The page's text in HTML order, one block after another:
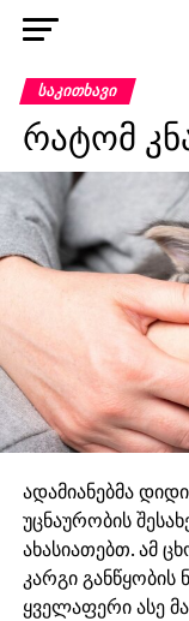
ᲡᲐᲙᲘᲗᲮᲐᲕᲘ
რატომ
ადამიანებმა
უცნაურობის
ახასიათებთ. ამ
კარგი
ყველაფერი ასე